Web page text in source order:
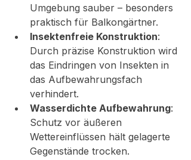
Umgebung sauber – besonders
praktisch für Balkongärtner.
Insektenfreie Konstruktion:
Durch präzise Konstruktion wird
das Eindringen von Insekten in
das Aufbewahrungsfach
verhindert.
Wasserdichte Aufbewahrung:
Schutz vor äußeren
Wettereinflüssen hält gelagerte
Gegenstände trocken.